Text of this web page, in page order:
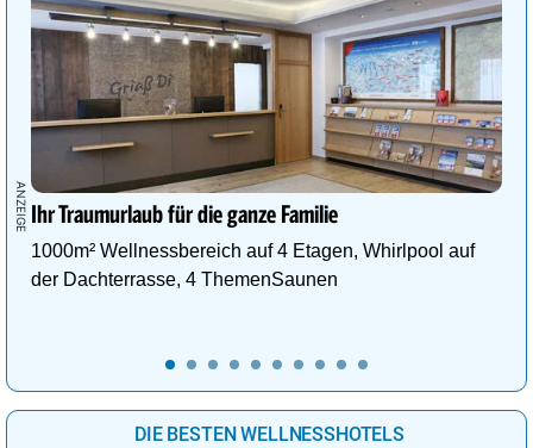
Ihr Traumurlaub für die ganze Familie
1000m² Wellnessbereich auf 4 Etagen, Whirlpool auf
der Dachterrasse, 4 ThemenSaunen
DIE BESTEN WELLNESSHOTELS